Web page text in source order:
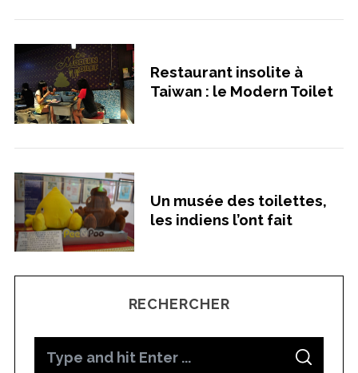
Restaurant insolite à
Taiwan : le Modern Toilet
Un musée des toilettes,
les indiens l’ont fait
RECHERCHER
S